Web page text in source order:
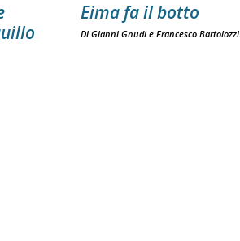
Eima fa il botto
Di Gianni Gnudi e Francesco Bartolozzi